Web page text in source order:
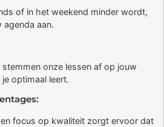
of in het weekend minder wordt,
agenda aan.
stemmen onze lessen af op jouw
optimaal leert.
focus op kwaliteit zorgt ervoor dat